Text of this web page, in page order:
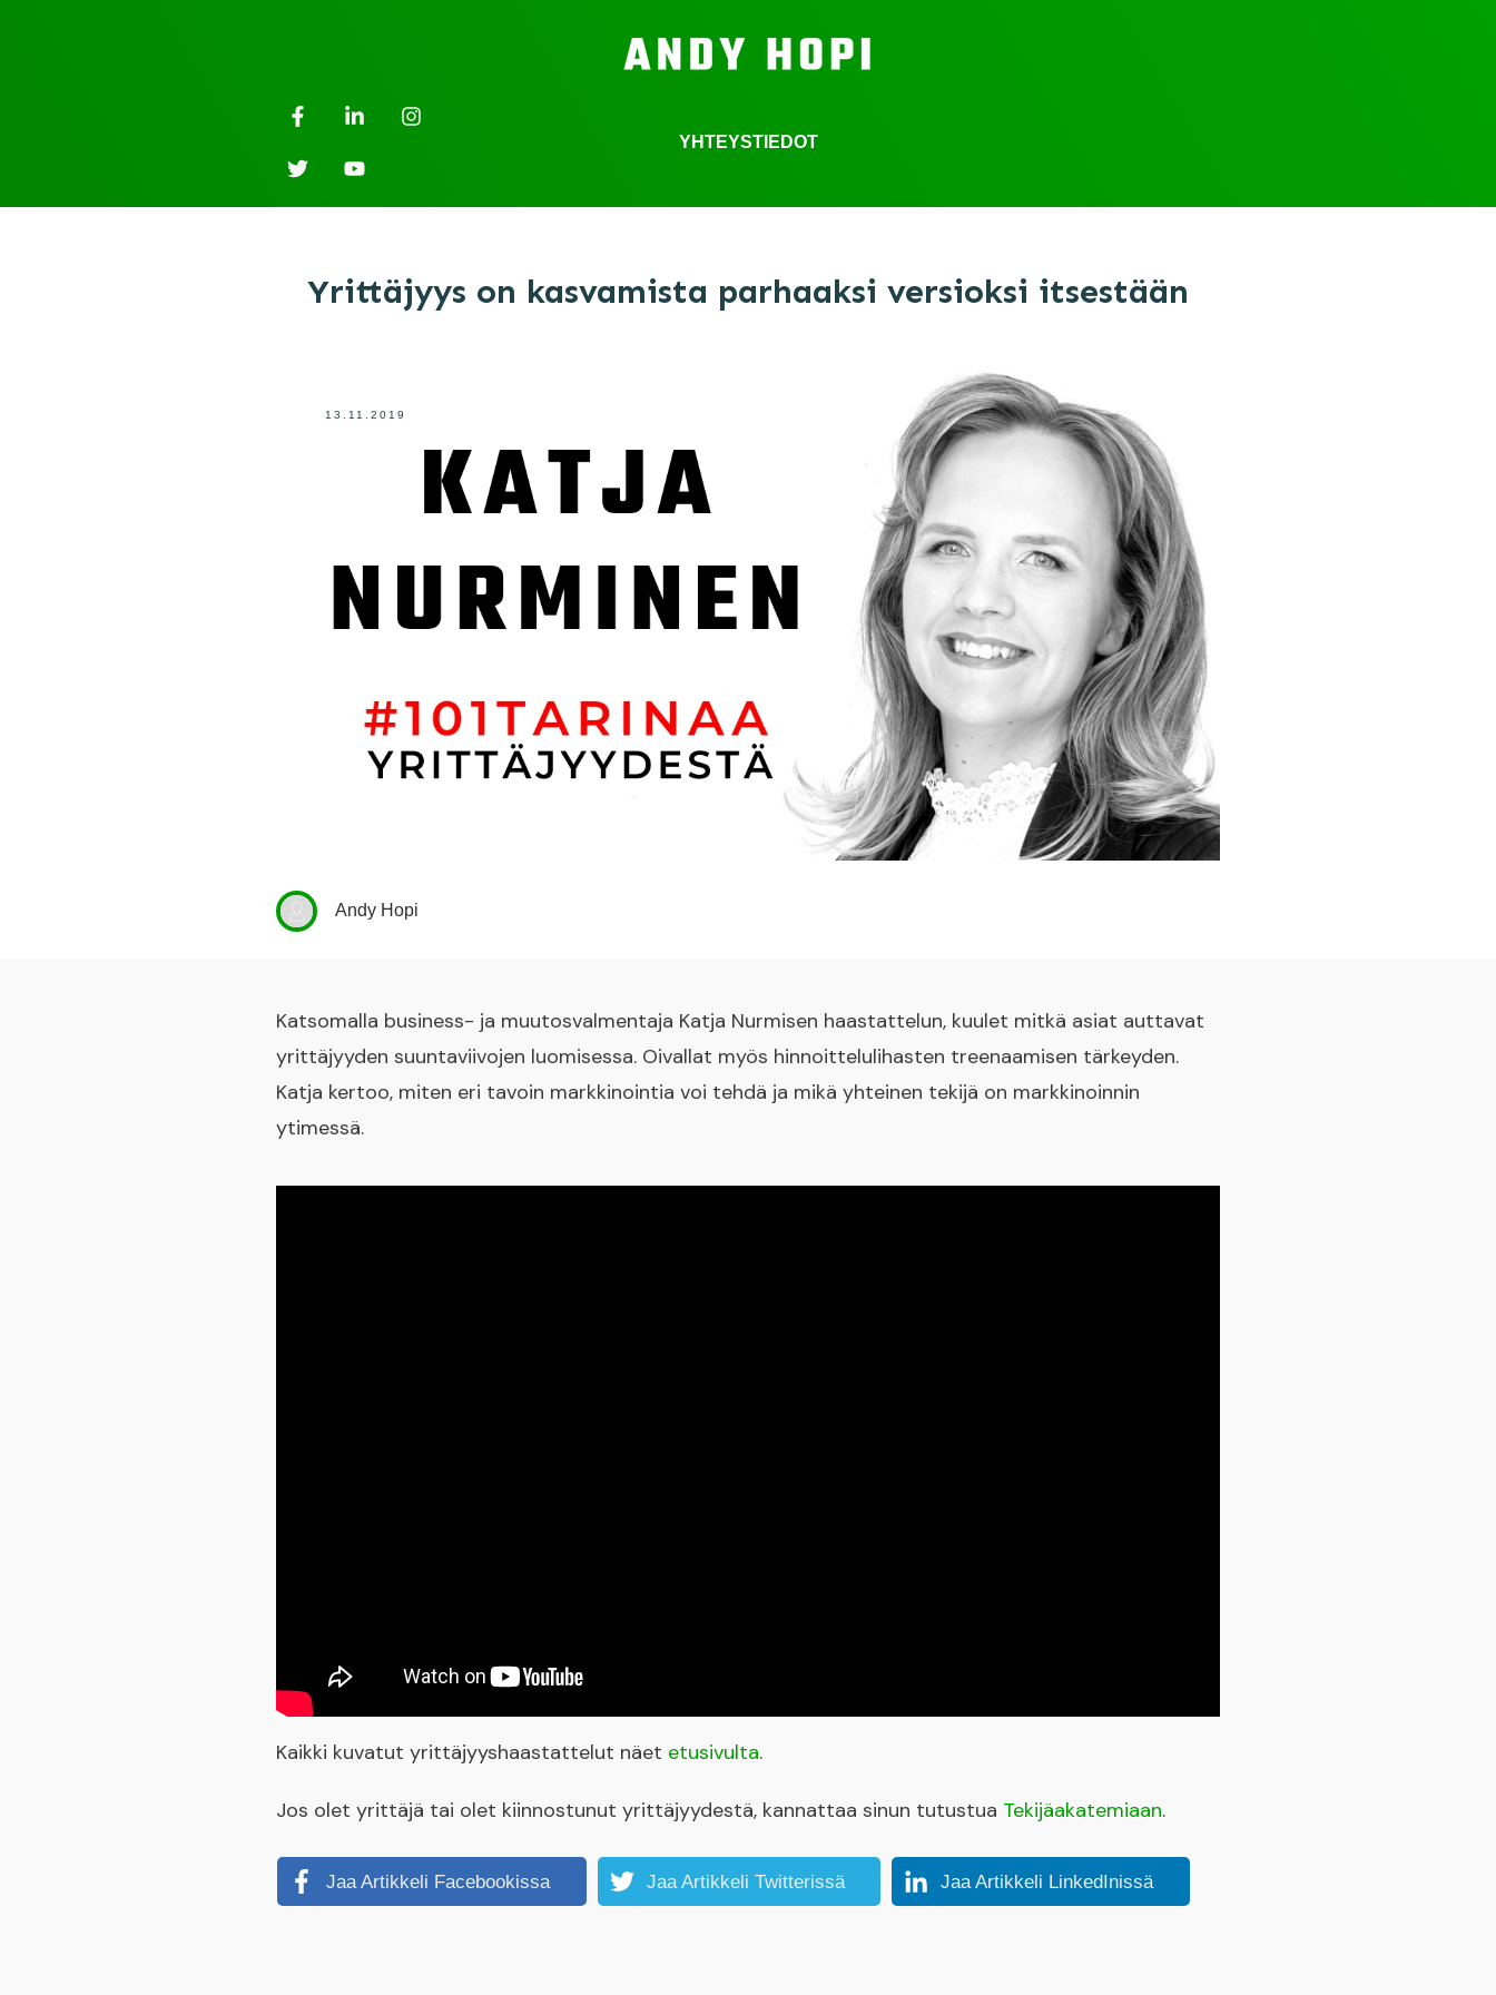
YHTEYSTIEDOT
Yrittäjyys on kasvamista parhaaksi versioksi itsestään
13.11.2019
Andy Hopi
Katsomalla business- ja muutosvalmentaja Katja Nurmisen haastattelun, kuulet mitkä asiat auttavat
yrittäjyyden suuntaviivojen luomisessa. Oivallat myös hinnoittelulihasten treenaamisen tärkeyden.
Katja kertoo, miten eri tavoin markkinointia voi tehdä ja mikä yhteinen tekijä on markkinoinnin
ytimessä.
Kaikki kuvatut yrittäjyyshaastattelut näet etusivulta.
Jos olet yrittäjä tai olet kiinnostunut yrittäjyydestä, kannattaa sinun tutustua Tekijäakatemiaan.
Jaa Artikkeli Facebookissa Jaa Artikkeli Twitterissä Jaa Artikkeli LinkedInissä